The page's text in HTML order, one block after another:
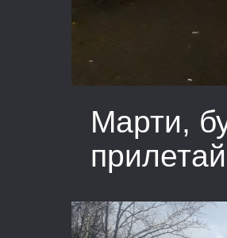
Марти,
прилетай